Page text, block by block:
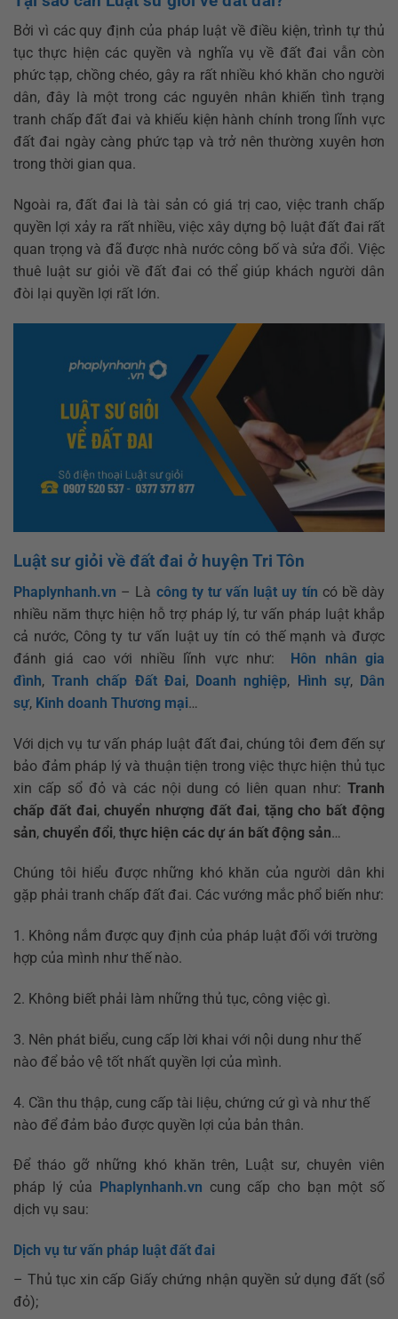
Bởi vì các quy định của pháp luật về điều kiện, trình tự thủ
tục thực hiện các quyền và nghĩa vụ về đất đai vẫn còn
phức tạp, chồng chéo, gây ra rất nhiều khó khăn cho người
dân, đây là một trong các nguyên nhân khiến tình trạng
tranh chấp đất đai và khiếu kiện hành chính trong lĩnh vực
đất đai ngày càng phức tạp và trở nên thường xuyên hơn
trong thời gian qua.
Ngoài ra, đất đai là tài sản có giá trị cao, việc tranh chấp
quyền lợi xảy ra rất nhiều, việc xây dựng bộ luật đất đai rất
quan trọng và đã được nhà nước công bố và sửa đổi. Việc
thuê luật sư giỏi về đất đai có thể giúp khách người dân
đòi lại quyền lợi rất lớn.
Luật sư giỏi về đất đai ở huyện Tri Tôn
Phaplynhanh.vn – Là công ty tư vấn luật uy tín có bề dày
nhiều năm thực hiện hỗ trợ pháp lý, tư vấn pháp luật khắp
cả nước, Công ty tư vấn luật uy tín có thế mạnh và được
đánh giá cao với nhiều lĩnh vực như:
Hôn nhân gia
đình,Tranh chấp Đất Đai, Doanh nghiệp, Hình sự, Dân
sự, Kinh doanh Thương mại…
Với dịch vụ tư vấn pháp luật đất đai, chúng tôi đem đến sự
bảo đảm pháp lý và thuận tiện trong việc thực hiện thủ tục
xin cấp sổ đỏ và các nội dung có liên quan như: Tranh
chấp đất đai,chuyển nhượng đất đai, tặng cho bất động
sản, chuyển đổi, thực hiện các dự án bất động sản…
Chúng tôi hiểu được những khó khăn của người dân khi
gặp phải tranh chấp đất đai. Các vướng mắc phổ biến như:
1. Không nắm được quy định của pháp luật đối với trường
hợp của mình như thế nào.
2. Không biết phải làm những thủ tục, công việc gì.
3. Nên phát biểu, cung cấp lời khai với nội dung như thế
nào để bảo vệ tốt nhất quyền lợi của mình.
4. Cần thu thập, cung cấp tài liệu, chứng cứ gì và như thế
nào để đảm bảo được quyền lợi của bản thân.
Để tháo gỡ những khó khăn trên, Luật sư, chuyên viên
pháp lý của
Phaplynhanh.vn cung cấp cho bạn một số
dịch vụ sau:
Dịch vụ tư vấn pháp luật đất đai
– Thủ tục xin cấp Giấy chứng nhận quyền sử dụng đất (sổ
đỏ);